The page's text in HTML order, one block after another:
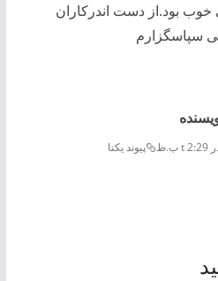
بود.از دست اندرکاران
سپاسگزارم
پیوند یکتا